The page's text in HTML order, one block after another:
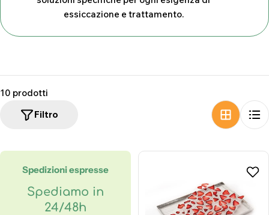
i
n
e
:
essiccazione e trattamento.
10 prodotti
Filtro
Spedizioni espresse
Spediamo in
24/48h